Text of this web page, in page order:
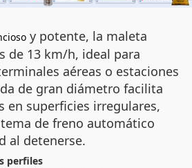
y potente, la maleta
de 13 km/h, ideal para
aéreas o estaciones
de gran diámetro facilita
en superficies irregulares,
de freno automático
al detenerse.
perfiles